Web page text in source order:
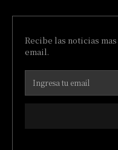
Recibe las noticias
email.